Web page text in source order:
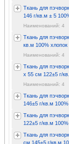
Ткань для
146 г/кв.м ± 5
Наименований: 4
Ткань для
кв.м 100% хлопок
Наименований: 4
Ткань для
x 55 см 122±5 г/
Наименований: 4
Ткань для
146±5 г/кв.м
Ткань для
122±5 г/кв.м
Ткань для
см 145±5 г/кв.м